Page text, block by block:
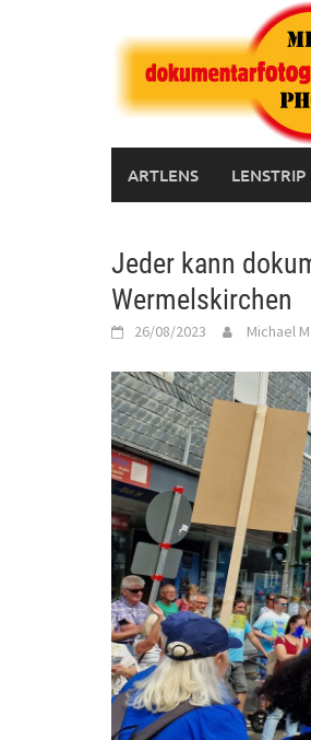
ARTLENS LENSTRIP
Jeder kann
Wermelskirchen
26/08/2023 Michael